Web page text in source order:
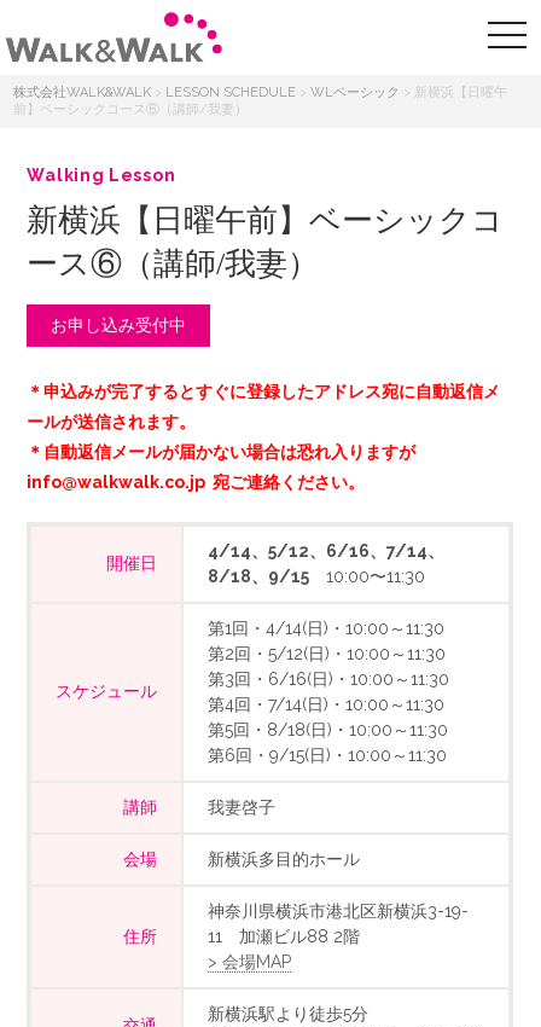
株式会社WALK&WALK > LESSON SCHEDULE >WLベーシック > 新横浜【日曜午
前】ベーシックコース⑥（講師/我妻）
Walking Lesson
新横浜【日曜午前】ベーシックコ
ース⑥（講師/我妻）
お申し込み受付中
＊申込みが完了するとすぐに登録したアドレス宛に自動返信メ
ールが送信されます。
＊自動返信メールが届かない場合は恐れ入りますが
info@walkwalk.co.jp 宛ご連絡ください。
開催日
4/14、5/12、6/16、7/14、
8/18、9/15 10:00〜11:30
スケジュール
第1回・4/14(日)・10:00～11:30
第2回・5/12(日)・10:00～11:30
第3回・6/16(日)・10:00～11:30
第4回・7/14(日)・10:00～11:30
第5回・8/18(日)・10:00～11:30
第6回・9/15(日)・10:00～11:30
講師 我妻啓子
会場 新横浜多目的ホール
住所
神奈川県横浜市港北区新横浜3-19-
11 加瀬ビル88 2階
> 会場MAP
新横浜駅より徒歩5分